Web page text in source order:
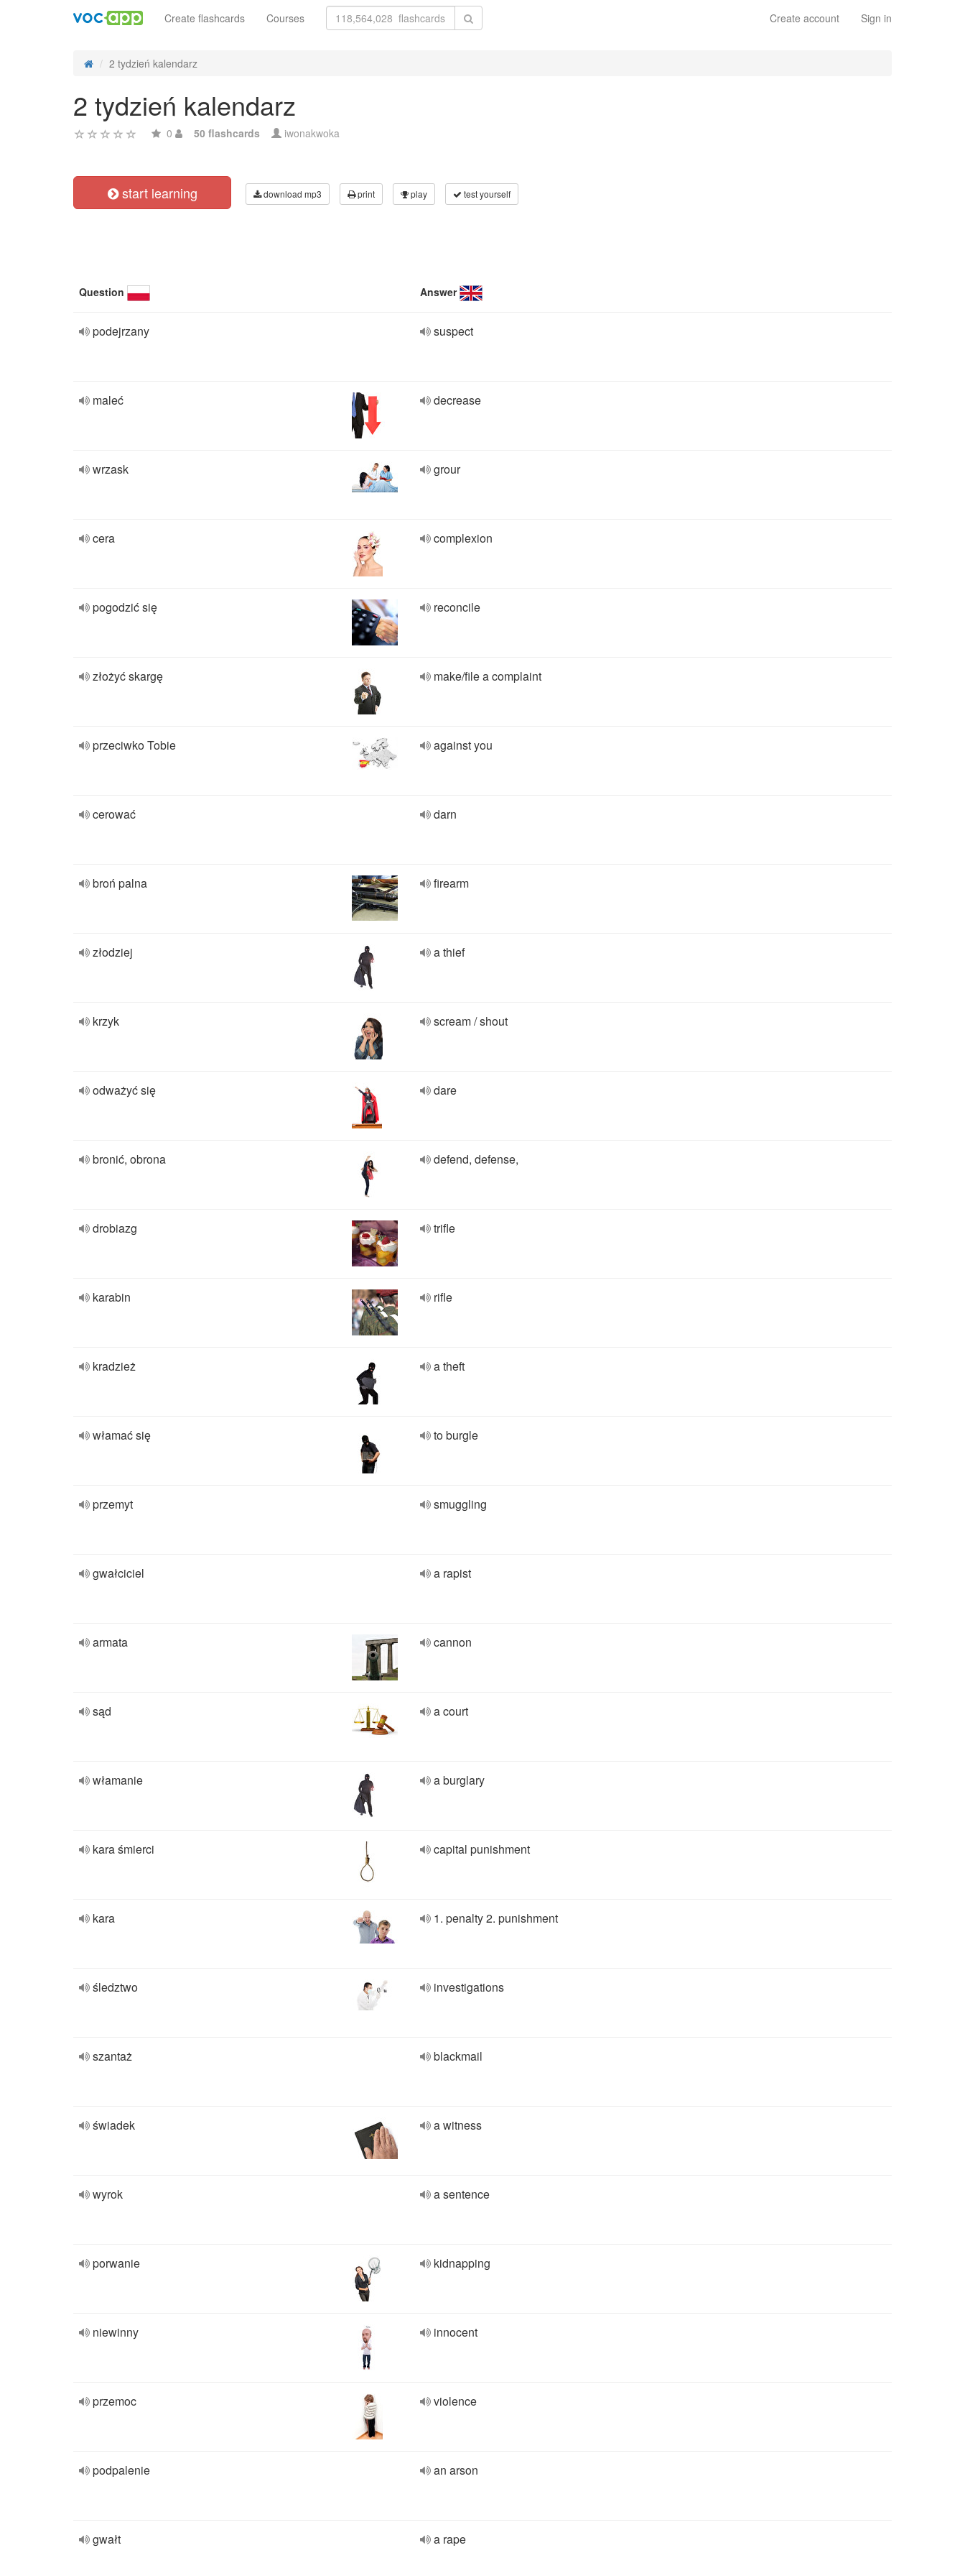
Create account Sign in
Create flashcards Courses
2 tydzień kalendarz
2 tydzień kalendarz
0 50 flashcards iwonakwoka
start learning download mp3 print play test yourself
Question Answer
podejrzany suspect
maleć decrease
wrzask grour
cera complexion
pogodzić się reconcile
złożyć skargę make/file a complaint
przeciwko Tobie against you
cerować darn
broń palna firearm
złodziej a thief
krzyk scream / shout
odważyć się dare
bronić, obrona defend, defense,
drobiazg trifle
karabin rifle
kradzież a theft
włamać się to burgle
przemyt smuggling
gwałciciel a rapist
armata cannon
sąd a court
włamanie a burglary
kara śmierci capital punishment
kara 1. penalty 2. punishment
śledztwo investigations
szantaż blackmail
świadek a witness
wyrok a sentence
porwanie kidnapping
niewinny innocent
przemoc violence
podpalenie an arson
gwałt a rape